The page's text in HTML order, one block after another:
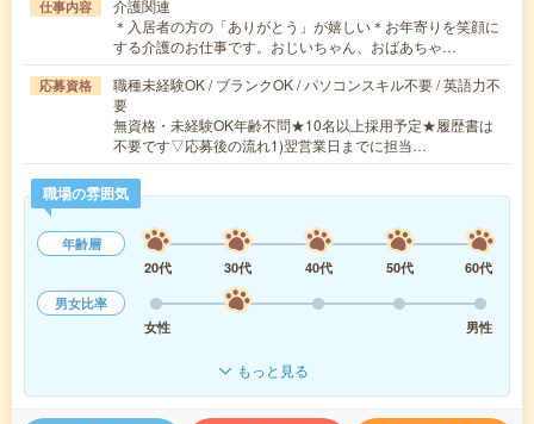
仕事内容
介護関連
＊入居者の方の「ありがとう」が嬉しい＊お年寄りを笑顔に
する介護のお仕事です。おじいちゃん、おばあちゃ…
応募資格
職種未経験OK / ブランクOK / パソコンスキル不要 / 英語力不
要
無資格・未経験OK年齢不問★10名以上採用予定★履歴書は
不要です▽応募後の流れ1)翌営業日までに担当…
職場の雰囲気
年齢層
20代
30代 40代 50代
60代
男女比率
女性
男性
もっと見る